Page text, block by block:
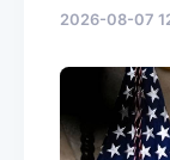
2026-08-07